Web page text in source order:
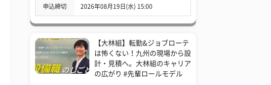
申込締切 2026年08月19日(水) 15:00
【大林組】転勤&ジョブローテ
は怖くない！九州の現場から設
計・見積へ。大林組のキャリア
の広がり #先輩ロールモデル